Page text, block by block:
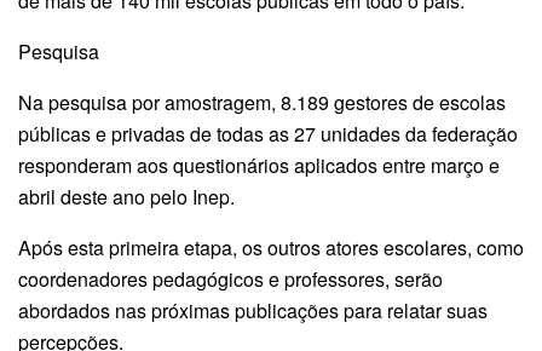
Pesquisa
Na pesquisa por amostragem, 8.189 gestores de escolas
públicas e privadas de todas as 27 unidades da federação
responderam aos questionários aplicados entre março e
abril deste ano pelo Inep.
Após esta primeira etapa, os outros atores escolares, como
coordenadores pedagógicos e professores, serão
abordados nas próximas publicações para relatar suas
percepções.